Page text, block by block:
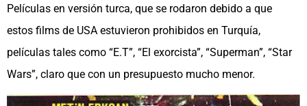
Películas en versión turca, que se rodaron debido a que
estos films de USA estuvieron prohibidos en Turquía,
películas tales como “E.T”, “El exorcista”, “Superman”, “Star
Wars”, claro que con un presupuesto mucho menor.